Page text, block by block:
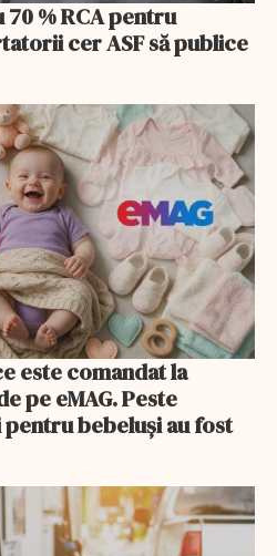
% RCA pentru
cer ASF să publice
este comandat la
pe eMAG. Peste
bebeluși au fost